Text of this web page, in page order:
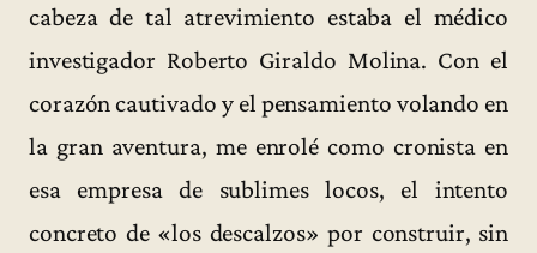
cabeza de tal atrevimiento estaba el médico
investigador Roberto Giraldo Molina. Con el
corazón cautivado y el pensamiento volando en
la gran aventura, me enrolé como cronista en
esa empresa de sublimes locos, el intento
concreto de «los descalzos» por construir, sin